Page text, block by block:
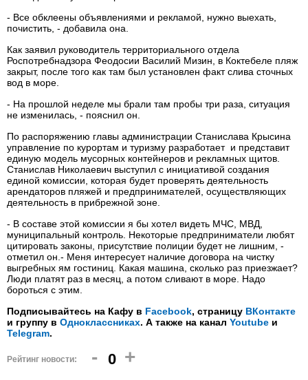
- Все обклеены объявлениями и рекламой, нужно выехать,
почистить, - добавила она.
Как заявил руководитель территориального отдела
Роспотребнадзора Феодосии Василий Мизин, в Коктебеле пляж
закрыт, после того как там был установлен факт слива сточных
вод в море.
- На прошлой неделе мы брали там пробы три раза, ситуация
не изменилась, - пояснил он.
По распоряжению главы администрации Станислава Крысина
управление по курортам и туризму разработает и представит
единую модель мусорных контейнеров и рекламных щитов.
Станислав Николаевич выступил с инициативой создания
единой комиссии, которая будет проверять деятельность
арендаторов пляжей и предпринимателей, осуществляющих
деятельность в прибрежной зоне.
- В составе этой комиссии я бы хотел видеть МЧС, МВД,
муниципальный контроль. Некоторые предприниматели любят
цитировать законы, присутствие полиции будет не лишним, -
отметил он.- Меня интересует наличие договора на чистку
выгребных ям гостиниц. Какая машина, сколько раз приезжает?
Люди платят раз в месяц, а потом сливают в море. Надо
бороться с этим.
Подписывайтесь на Кафу в Facebook, страницу ВКонтакте
и группу в Одноклассниках. А также на канал Youtube и
Telegram.
Рейтинг новости: - 0 +